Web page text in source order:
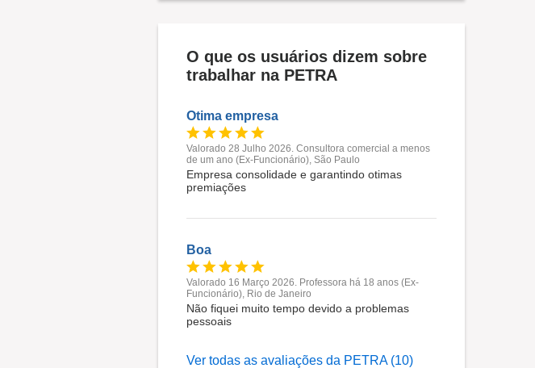
O que os usuários dizem sobre
trabalhar na PETRA
Otima empresa
Valorado 28 Julho 2026. Consultora comercial a menos
de um ano (Ex-Funcionário), São Paulo
Empresa consolidade e garantindo otimas
premiações
Boa
Valorado 16 Março 2026. Professora há 18 anos (Ex-
Funcionário), Rio de Janeiro
Não fiquei muito tempo devido a problemas
pessoais
Ver todas as avaliações da PETRA (10)